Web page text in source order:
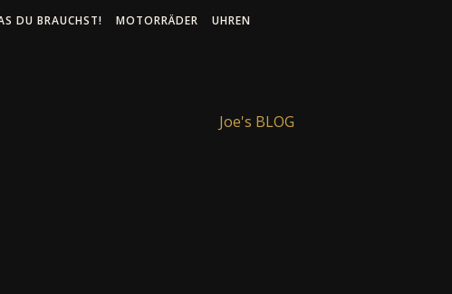
DU BRAUCHST! MOTORRÄDER UHREN